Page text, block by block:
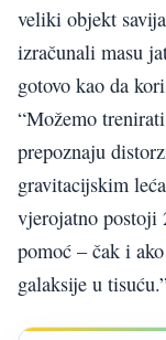
veliki objekt
izračunali masu
gotovo kao da
“Možemo
prepoznaju
gravitacijskim
vjerojatno postoji
pomoć – čak i
galaksije u